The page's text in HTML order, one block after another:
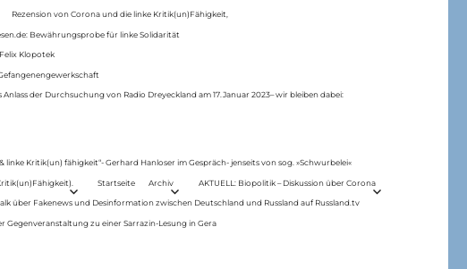
Rezension von Corona und die linke Kritik(un)Fähigkeit,
Bewährungsprobe für linke Solidarität
Klopotek
Anlass der Durchsuchung von Radio Dreyeckland am 17.Januar 2023– wir bleiben dabei:
& linke Kritik(un) fähigkeit“- Gerhard Hanloser im Gespräch- jenseits von sog. »Schwurbelei«
Startseite Archiv AKTUELL: Biopolitik – Diskussion über Corona
über Fakenews und Desinformation zwischen Deutschland und Russland auf Russland.tv
Gegenveranstaltung zu einer Sarrazin-Lesung in Gera